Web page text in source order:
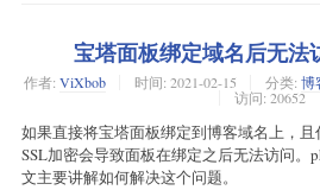
宝塔面板绑定域名后无法
作者: ViXbob 时间: 2021-02-15 分类: 博
访问: 20652
如果直接将宝塔面板绑定到博客域名上，
SSL加密会导致面板在绑定之后无法访问
文主要讲解如何解决这个问题。